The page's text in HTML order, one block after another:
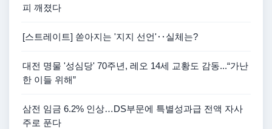
피 깨졌다
[스트레이트] 쏟아지는 '지지 선언'‥실체는?
대전 명물 '성심당' 70주년, 레오 14세 교황도 감동...“가난
한 이들 위해”
삼전 임금 6.2% 인상…DS부문에 특별성과급 전액 자사
주로 푼다